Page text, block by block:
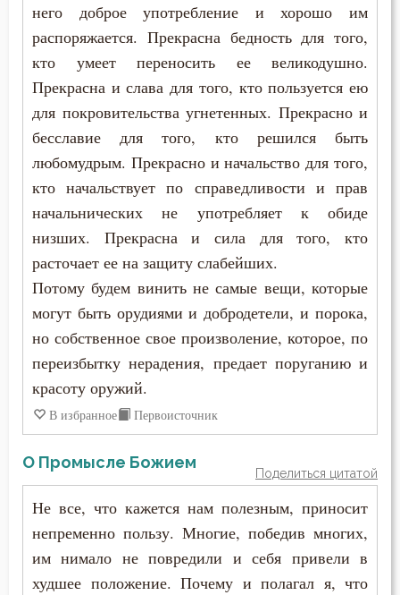
Намерение
Насмешка
Начальство
Обида
Обличение
Общение
Одежда
Осквернение
Падение
Печаль
Серафим Саровский
Силуан Афонский
Симеон Благоговейный
Симеон Новый Богослов
Тихон Задонский
Фалассий Ливийский
Феогност
Феодор Студит
Феодор Эдесский
Феодорит Кирский
Феолипт Филадельфийский
Феофан Затворник
Феофил Антиохийский
Феофилакт Болгарский
него доброе употребление и хорошо им
распоряжается. Прекрасна бедность для того,
кто умеет переносить ее великодушно.
Прекрасна и слава для того, кто пользуется ею
для покровительства угнетенных. Прекрасно и
бесславие для того, кто решился быть
любомудрым. Прекрасно и начальство для того,
кто начальствует по справедливости и прав
начальнических не употребляет к обиде
низших. Прекрасна и сила для того, кто
расточает ее на защиту слабейших.
Потому будем винить не самые вещи, которые
могут быть орудиями и добродетели, и порока,
но собственное свое произволение, которое, по
переизбытку нерадения, предает поруганию и
красоту оружий.
В избранное Первоисточник
О Промысле Божием
Поделиться цитатой
Не все, что кажется нам полезным, приносит
непременно пользу. Многие, победив многих,
им нимало не повредили и себя привели в
худшее положение. Почему и полагал я, что